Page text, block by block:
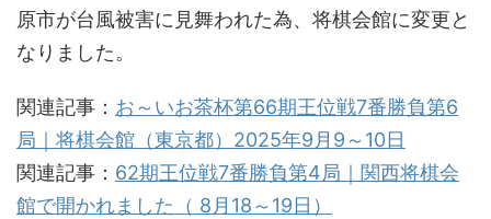
原市が台風被害に見舞われた為、将棋会館に変更と
なりました。
関連記事： お～いお茶杯第66期王位戦7番勝負第6
局｜将棋会館（東京都）2025年9月9～10日
関連記事： 62期王位戦7番勝負第4局｜関西将棋会
館で開かれました（ 8月18～19日）